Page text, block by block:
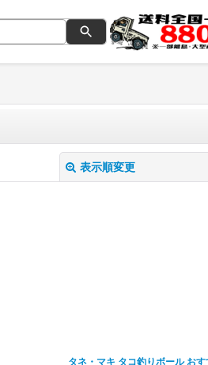
表示順変更
タネ・マキ タコ釣りボール お